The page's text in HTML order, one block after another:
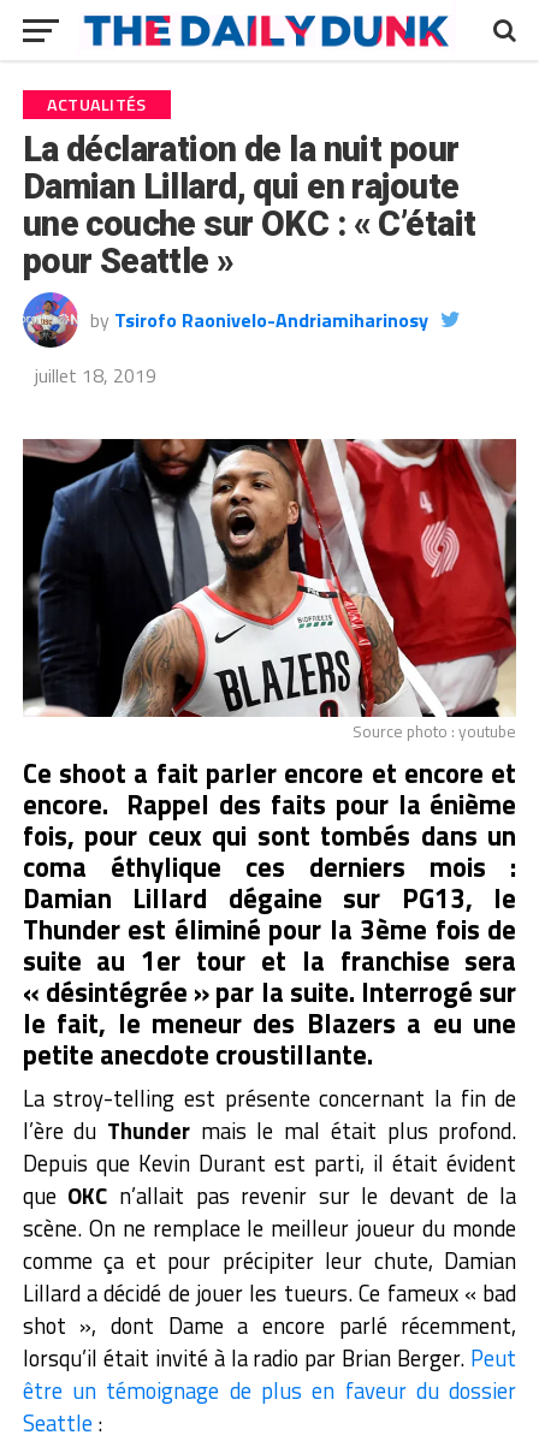
ACTUALITÉS
La déclaration de la nuit pour
Damian Lillard, qui en rajoute
une couche sur OKC : « C’était
pour Seattle »
by Tsirofo Raonivelo-Andriamiharinosy
juillet 18, 2019
Source photo : youtube
Ce shoot a fait parler encore et encore et
encore. Rappel des faits pour la énième
fois, pour ceux qui sont tombés dans un
coma éthylique ces derniers mois :
Damian Lillard dégaine sur PG13, le
Thunder est éliminé pour la 3ème fois de
suite au 1er tour et la franchise sera
« désintégrée » par la suite. Interrogé sur
le fait, le meneur des Blazers a eu une
petite anecdote croustillante.
La stroy-telling est présente concernant la fin de
l’ère du Thunder mais le mal était plus profond.
Depuis que Kevin Durant est parti, il était évident
que OKC n’allait pas revenir sur le devant de la
scène. On ne remplace le meilleur joueur du monde
comme ça et pour précipiter leur chute, Damian
Lillard a décidé de jouer les tueurs. Ce fameux « bad
shot », dont Dame a encore parlé récemment,
lorsqu’il était invité à la radio par Brian Berger. Peut
être un témoignage de plus en faveur du dossier
Seattle: